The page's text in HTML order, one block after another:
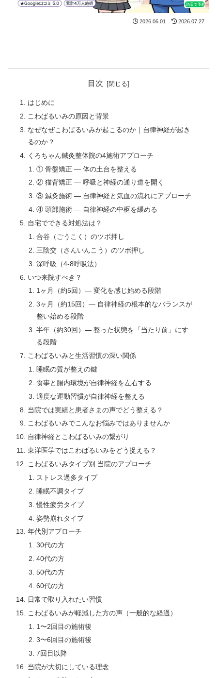
2026.06.01 2026.07.27
目次
はじめに
こわばるいみの原因と背景
なぜなぜこわばるいみが起こるのか｜自律神経が起き
るのか？
くろちゃん鍼灸整体院の4施術アプローチ
① 骨盤矯正 — 体の土台を整える
② 猫背矯正 — 呼吸と神経の通り道を開く
③ 鍼灸施術 — 自律神経と気血の流れにアプローチ
④ 頭部施術 — 自律神経の中枢を緩める
自宅でできる対処法は？
合谷（ごうこく）のツボ押し
三陰交（さんいんこう）のツボ押し
深呼吸（4-8呼吸法）
いつ来院すべき？
1ヶ月（約5回）— 変化を感じ始める段階
3ヶ月（約15回）— 自律神経の根本的なバランスが
整い始める段階
半年（約30回）— 整った状態を「当たり前」にす
る段階
こわばるいみと生活習慣の深い関係
睡眠の質が整えの鍵
食事と腸内環境が自律神経を左右する
適度な運動習慣が自律神経を整える
当院では実績と患者さまの声でどう整える？
こわばるいみでこんなお悩みではありませんか
自律神経とこわばるいみの繋がり
東洋医学ではこわばるいみをどう捉える？
こわばるいみタイプ別 当院のアプローチ
ストレス過多タイプ
睡眠不調タイプ
慢性疲労タイプ
姿勢崩れタイプ
年代別アプローチ
30代の方
40代の方
50代の方
60代の方
日常で取り入れたい習慣
こわばるいみが軽減した方の声（一般的な経過）
1〜2回目の施術後
3〜6回目の施術後
7回目以降
当院が大切にしている理念